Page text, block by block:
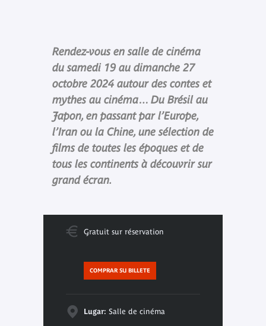
Rendez-vous en salle de cinéma
du samedi 19 au dimanche 27
octobre 2024 autour des contes et
mythes au cinéma… Du Brésil au
Japon, en passant par l’Europe,
l’Iran ou la Chine, une sélection de
films de toutes les époques et de
tous les continents à découvrir sur
grand écran.
Gratuit sur réservation
COMPRAR SU BILLETE
Lugar: Salle de cinéma